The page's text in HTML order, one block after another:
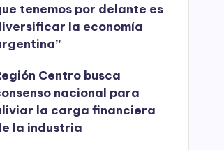
tenemos por delante es
la economía
Centro busca
nacional para
la carga financiera
la industria